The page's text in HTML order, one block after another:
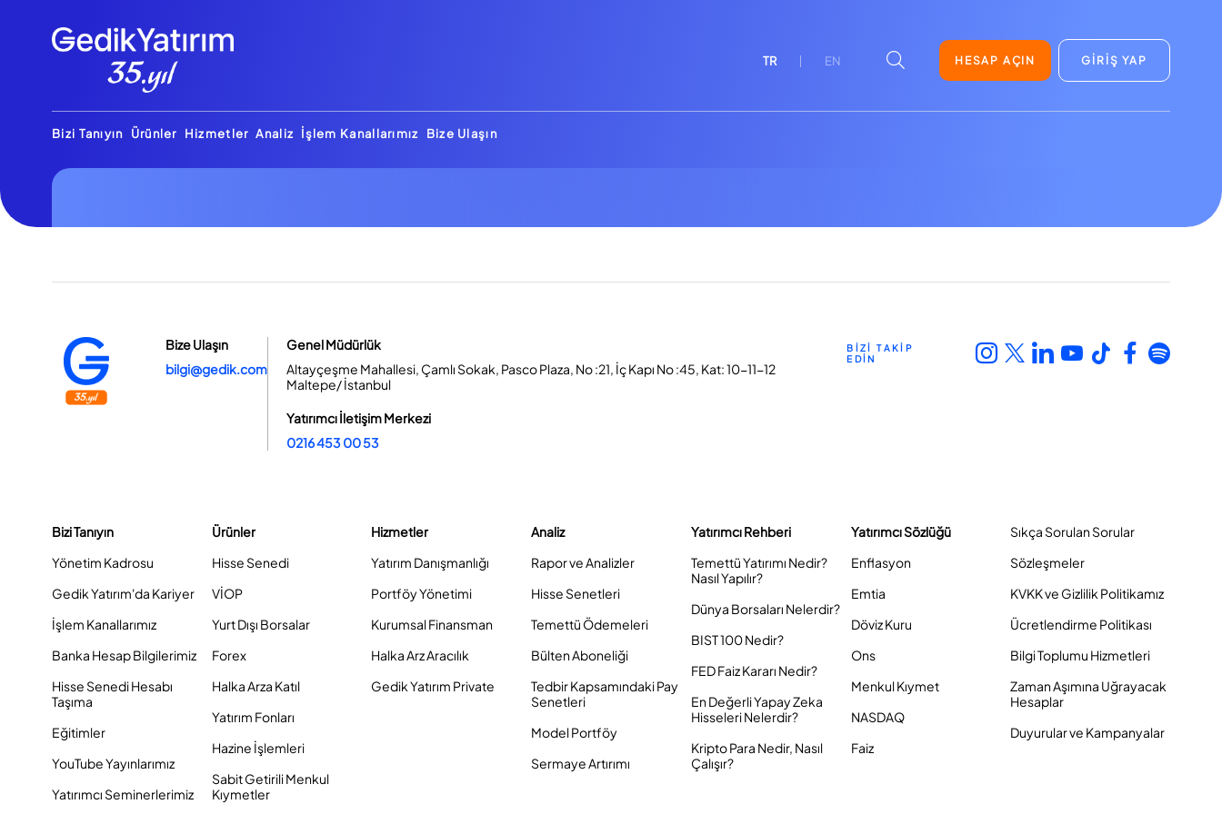
TR EN HESAP AÇIN GİRİŞ YAP
Bizi Tanıyın Ürünler Hizmetler Analiz İşlem Kanallarımız Bize Ulaşın
Bize Ulaşın
bilgi@gedik.com
Genel Müdürlük
Altayçeşme Mahallesi, Çamlı Sokak, Pasco Plaza, No :21, İç Kapı No :45, Kat: 10-11-12
Maltepe/ İstanbul
Yatırımcı İletişim Merkezi
0216 453 00 53
BİZİ TAKİP
EDİN
Bizi Tanıyın
Yönetim Kadrosu
Gedik Yatırım'da Kariyer
İşlem Kanallarımız
Banka Hesap Bilgilerimiz
Hisse Senedi Hesabı
Taşıma
Eğitimler
YouTube Yayınlarımız
Yatırımcı Seminerlerimiz
Ürünler
Hisse Senedi
VİOP
Yurt Dışı Borsalar
Forex
Halka Arza Katıl
Yatırım Fonları
Hazine İşlemleri
Sabit Getirili Menkul
Kıymetler
Hizmetler
Yatırım Danışmanlığı
Portföy Yönetimi
Kurumsal Finansman
Halka Arz Aracılık
Gedik Yatırım Private
Analiz
Rapor ve Analizler
Hisse Senetleri
Temettü Ödemeleri
Bülten Aboneliği
Tedbir Kapsamındaki Pay
Senetleri
Model Portföy
Sermaye Artırımı
Yatırımcı Rehberi
Temettü Yatırımı Nedir?
Nasıl Yapılır?
Dünya Borsaları Nelerdir?
BIST 100 Nedir?
FED Faiz Kararı Nedir?
En Değerli Yapay Zeka
Hisseleri Nelerdir?
Kripto Para Nedir, Nasıl
Çalışır?
Yatırımcı Sözlüğü
Enflasyon
Emtia
Döviz Kuru
Ons
Menkul Kıymet
NASDAQ
Faiz
Sıkça Sorulan Sorular
Sözleşmeler
KVKK ve Gizlilik Politikamız
Ücretlendirme Politikası
Bilgi Toplumu Hizmetleri
Zaman Aşımına Uğrayacak
Hesaplar
Duyurular ve Kampanyalar